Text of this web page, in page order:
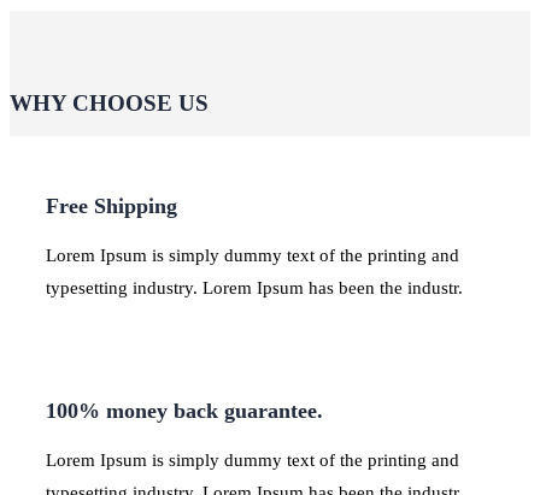
WHY CHOOSE US
Free Shipping
Lorem Ipsum is simply dummy text of the printing and
typesetting industry. Lorem Ipsum has been the industr.
100% money back guarantee.
Lorem Ipsum is simply dummy text of the printing and